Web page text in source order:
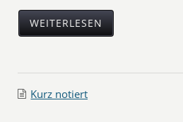
WEITERLESEN
Kurz notiert